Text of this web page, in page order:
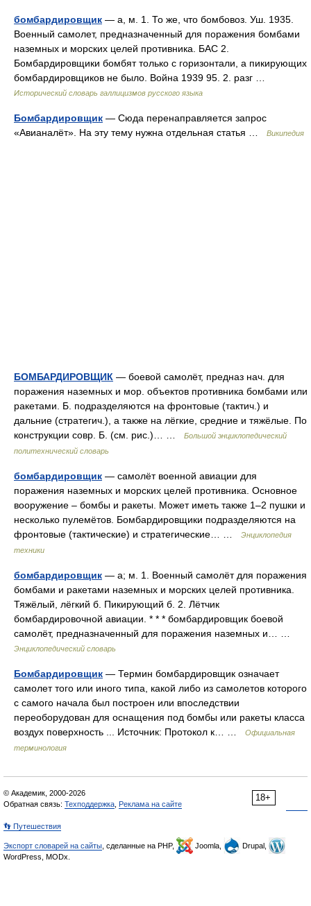
бомбардировщик — а, м. 1. То же, что бомбовоз. Уш. 1935.
Военный самолет, предназначенный для поражения бомбами
наземных и морских целей противника. БАС 2.
Бомбардировщики бомбят только с горизонтали, а пикирующих
бомбардировщиков не было. Война 1939 95. 2. разг …
Исторический словарь галлицизмов русского языка
Бомбардировщик — Сюда перенаправляется запрос
«Авианалёт». На эту тему нужна отдельная статья …
Википедия
БОМБАРДИРОВЩИК — боевой самолёт, предназ нач. для
поражения наземных и мор. объектов противника бомбами или
ракетами. Б. подразделяются на фронтовые (тактич.) и
дальние (стратегич.), а также на лёгкие, средние и тяжёлые. По
конструкции совр. Б. (см. рис.)… …
Большой энциклопедический
политехнический словарь
бомбардировщик — самолёт военной авиации для
поражения наземных и морских целей противника. Основное
вооружение – бомбы и ракеты. Может иметь также 1–2 пушки и
несколько пулемётов. Бомбардировщики подразделяются на
фронтовые (тактические) и стратегические… …
Энциклопедия
техники
бомбардировщик — а; м. 1. Военный самолёт для поражения
бомбами и ракетами наземных и морских целей противника.
Тяжёлый, лёгкий б. Пикирующий б. 2. Лётчик
бомбардировочной авиации. * * * бомбардировщик боевой
самолёт, предназначенный для поражения наземных и… …
Энциклопедический словарь
Бомбардировщик — Термин бомбардировщик означает
самолет того или иного типа, какой либо из самолетов которого
с самого начала был построен или впоследствии
переоборудован для оснащения под бомбы или ракеты класса
воздух поверхность ... Источник: Протокол к… …
Официальная
терминология
18+
© Академик, 2000-2026
Обратная связь: Техподдержка Реклама на сайте
👣 Путешествия
Экспорт словарей на сайты , сделанные на PHP, Joomla,
Drupal,
WordPress, MODx.